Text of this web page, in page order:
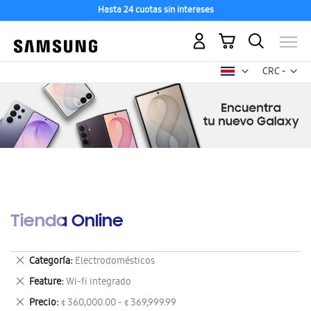
Hasta 24 cuotas sin intereses
CRC -
colón
Mi carrito
Tienda Online
Categoría Electrodomésticos
Eliminar
este
artículo
Feature Wi-fi integrado
Eliminar
este
Precio ¢ 360,000.00 - ¢ 369,999.99
Eliminar